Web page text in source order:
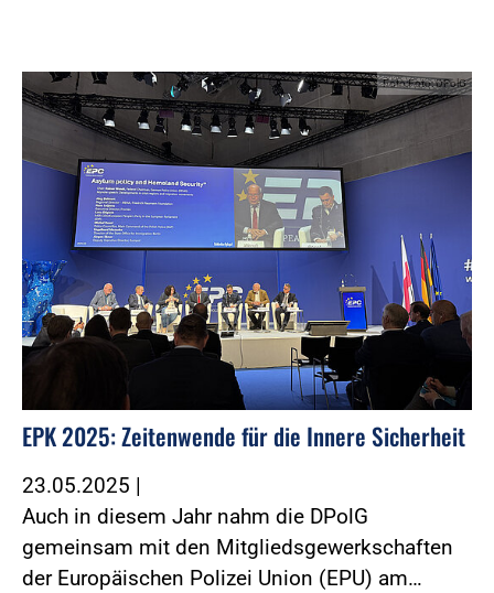
Foto:Foto: DPolG
EPK 2025: Zeitenwende für die Innere Sicherheit
23.05.2025 |
Auch in diesem Jahr nahm die DPolG
gemeinsam mit den Mitgliedsgewerkschaften
der Europäischen Polizei Union (EPU) am…